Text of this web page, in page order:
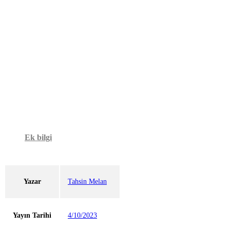
Ek bilgi
Yazar Tahsin Melan
Yayın Tarihi 4/10/2023